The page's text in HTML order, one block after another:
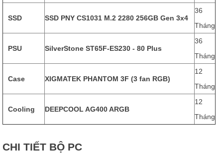
SSD SSD PNY CS1031 M.2 2280 256GB Gen 3x4
36
Tháng
PSU SilverStone ST65F-ES230 - 80 Plus
36
Tháng
Case XIGMATEK PHANTOM 3F (3 fan RGB)
12
Tháng
Cooling DEEPCOOL AG400 ARGB
12
Tháng
CHI TIẾT BỘ PC